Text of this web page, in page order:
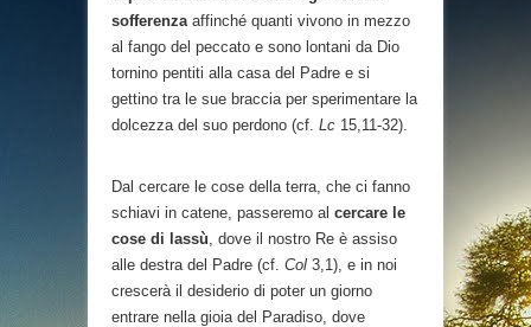
sofferenza affinché quanti vivono in mezzo
al fango del peccato e sono lontani da Dio
tornino pentiti alla casa del Padre e si
gettino tra le sue braccia per sperimentare la
dolcezza del suo perdono (cf. Lc 15,11-32).
Dal cercare le cose della terra, che ci fanno
schiavi in catene, passeremo al cercare le
cose di lassù , dove il nostro Re è assiso
alle destra del Padre (cf. Col 3,1), e in noi
crescerà il desiderio di poter un giorno
entrare nella gioia del Paradiso, dove